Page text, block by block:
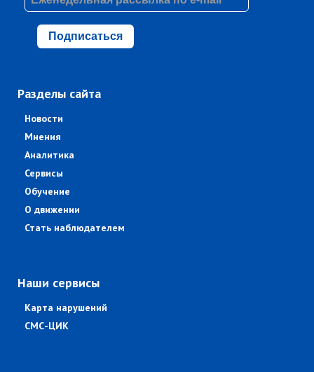
Подписаться
Разделы сайта
Новости
Мнения
Аналитика
Сервисы
Обучение
О движении
Стать наблюдателем
Наши сервисы
Карта нарушений
СМС-ЦИК